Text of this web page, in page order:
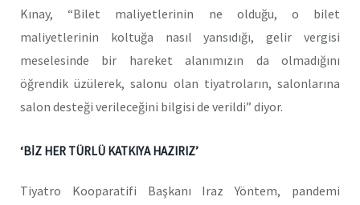
Kınay, “Bilet maliyetlerinin ne olduğu, o bilet
maliyetlerinin koltuğa nasıl yansıdığı, gelir vergisi
meselesinde bir hareket alanımızın da olmadığını
öğrendik üzülerek, salonu olan tiyatroların, salonlarına
salon desteği verileceğini bilgisi de verildi” diyor.
‘BİZ HER TÜRLÜ KATKIYA HAZIRIZ’
Tiyatro Kooparatifi Başkanı Iraz Yöntem, pandemi